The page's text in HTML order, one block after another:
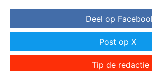
Deel op
Post op X
Tip de redactie